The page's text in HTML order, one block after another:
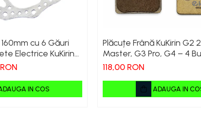
cu 6 Găuri
Electrice KuKirin
și KuKirin G2 –
IN COS
Plăcuțe Frână KuKirin G2
Master, G3 Pro, G4 – 4
118,00 RON
ADAUGA IN